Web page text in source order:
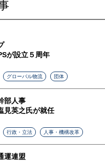
が設立５周年
グローバル物流 団体
部人事
見英之氏が就任
行政・立法 人事・機構改革
運連盟